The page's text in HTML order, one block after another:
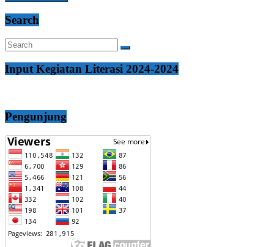
Search
Input Kegiatan Literasi 2024-2024
Pengunjung